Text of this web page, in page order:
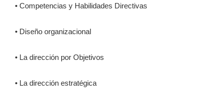
• Competencias y Habilidades Directivas
• Diseño organizacional
• La dirección por Objetivos
• La dirección estratégica